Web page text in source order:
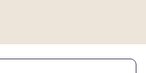
travaux représentant